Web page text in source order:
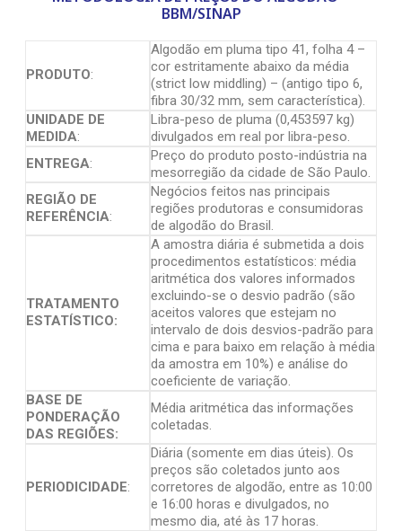
BBM/SINAP
PRODUTO:
Algodão em pluma tipo 41, folha 4 –
cor estritamente abaixo da média
(strict low middling) – (antigo tipo 6,
fibra 30/32 mm, sem característica).
UNIDADE DE
MEDIDA:
Libra-peso de pluma (0,453597 kg)
divulgados em real por libra-peso.
ENTREGA:
Preço do produto posto-indústria na
mesorregião da cidade de São Paulo.
REGIÃO DE
REFERÊNCIA:
Negócios feitos nas principais
regiões produtoras e consumidoras
de algodão do Brasil.
TRATAMENTO
ESTATÍSTICO:
A amostra diária é submetida a dois
procedimentos estatísticos: média
aritmética dos valores informados
excluindo-se o desvio padrão (são
aceitos valores que estejam no
intervalo de dois desvios-padrão para
cima e para baixo em relação à média
da amostra em 10%) e análise do
coeficiente de variação.
BASE DE
PONDERAÇÃO
DAS REGIÕES:
Média aritmética das informações
coletadas.
PERIODICIDADE:
Diária (somente em dias úteis). Os
preços são coletados junto aos
corretores de algodão, entre as 10:00
e 16:00 horas e divulgados, no
mesmo dia, até às 17 horas.